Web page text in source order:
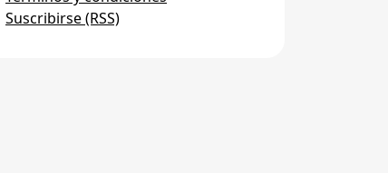
Suscribirse (RSS)